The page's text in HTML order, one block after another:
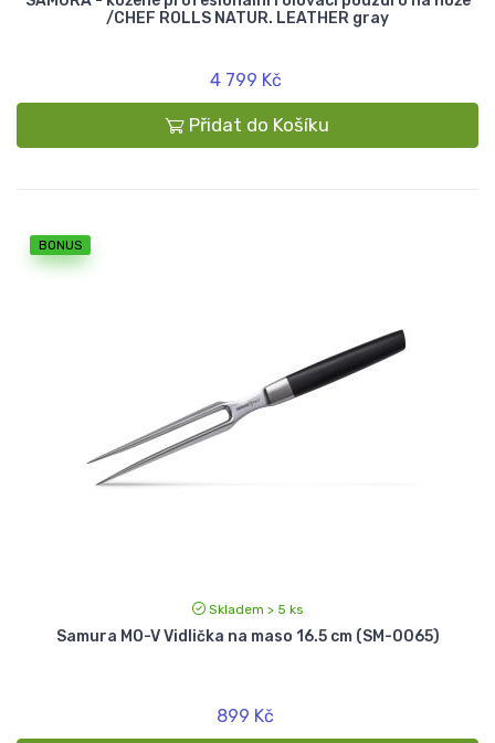
/CHEF ROLLS NATUR. LEATHER gray
4 799 Kč
Přidat do Košíku
BONUS
Skladem > 5 ks
Samura MO-V Vidlička na maso 16.5 cm (SM-0065)
899 Kč